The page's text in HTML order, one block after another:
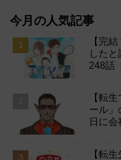
今月の人気記事
【完
したと
248話
【転
ール」
日に会
【転